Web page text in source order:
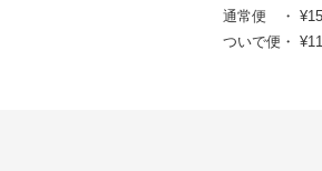
通常便 ・
ついで便・